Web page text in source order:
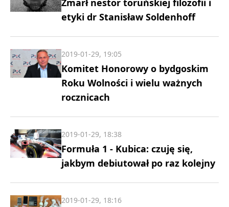
Zmarł nestor toruńskiej filozofii i
etyki dr Stanisław Soldenhoff
Komitet Honorowy o bydgoskim
Roku Wolności i wielu ważnych
rocznicach
2019-01-29, 19:05
Formuła 1 - Kubica: czuję się,
jakbym debiutował po raz kolejny
2019-01-29, 18:38
2019-01-29, 18:16